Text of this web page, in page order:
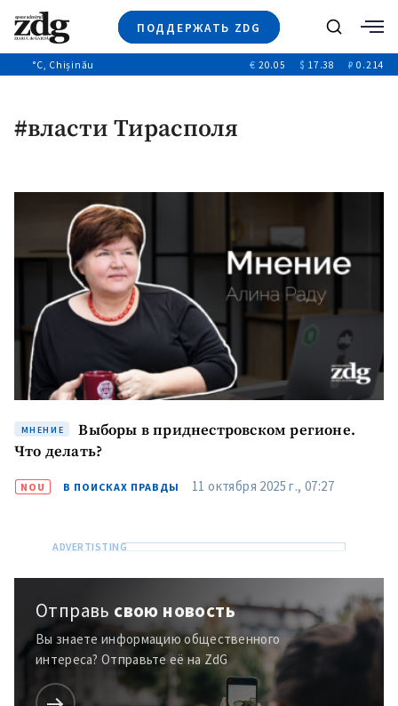
ПОДДЕРЖАТЬ ZDG
Новости
Поиск
°C, Chișinău € 20.05 $ 17.38 ₽ 0.214
#власти Тирасполя
МНЕНИЕ
Выборы в приднестровском регионе.
Что делать?
NOU В ПОИСКАХ ПРАВДЫ 11 октября 2025 г., 07:27
Отправь свою новость
Вы знаете информацию общественного
интереса? Отправьте её на ZdG